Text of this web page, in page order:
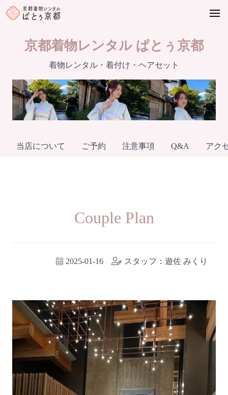
Skip
京都着物レンタル ぱとぅ京都
着物レンタル・着付け・ヘアセット
当店について ご予約 注意事項 Q&A アク
Couple Plan
2025-01-16 スタッフ：遊佐 みくり